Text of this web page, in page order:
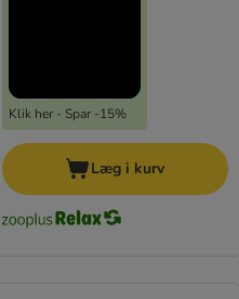
Klik her - Spar -15%
Læg i kurv